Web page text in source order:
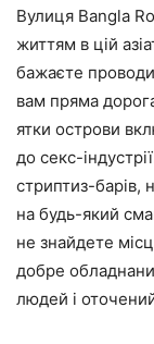
Вулиця Bangla
життям в цій
бажаєте
вам пряма
ятки острови
до секс-
стриптиз-барів,
на будь-який
не знайдете
добре
людей і